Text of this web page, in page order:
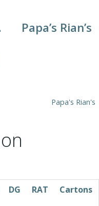
Papa’s Rian’s
Papa's Rian's
DG RAT
Cartons